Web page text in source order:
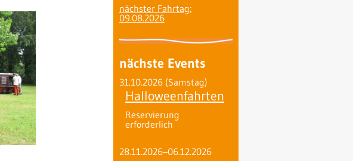
nächster Fahrtag:
09.08.2026
nächste Events
31.10.2026 (Samstag)
Halloweenfahrten
Reservierung
erforderlich
28.11.2026–06.12.2026